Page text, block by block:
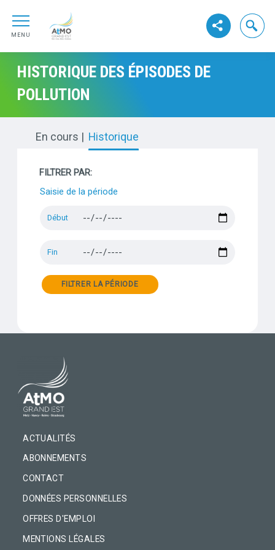
Aller au premier menu de navigation
Aller à la recherche
MENU
ATMO GrandEst
Voir les réseaux
Ouvrir
HISTORIQUE DES ÉPISODES DE
POLLUTION
En cours Historique
FILTRER PAR:
Saisie de la période
Début
Fin
FILTRER LA PÉRIODE
PIED DE PAGE
ACTUALITÉS
ABONNEMENTS
CONTACT
DONNÉES PERSONNELLES
OFFRES D'EMPLOI
MENTIONS LÉGALES